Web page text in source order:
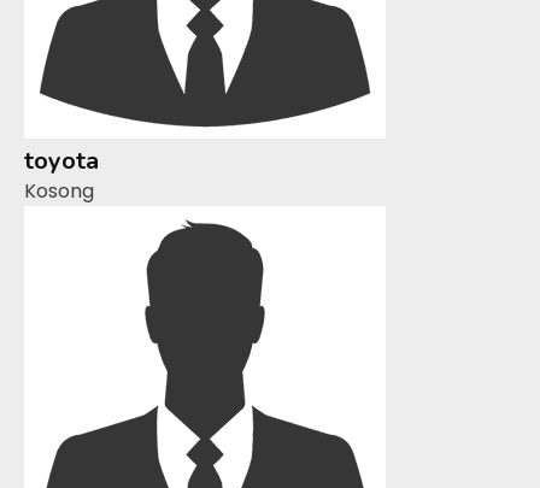
toyota
Kosong